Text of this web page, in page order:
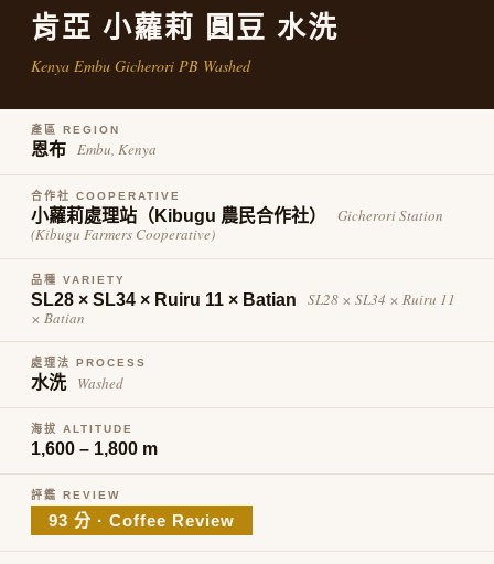
※ 交易是否成功請以「AFTEE先享後付 」之結帳頁面顯示為準，若有關於
是否繳費成功／繳費後需取消欲退款等相關疑問，請聯繫「AFTEE先享後付
１．透過由恩沛科技股份有限公司提供之「AFTEE先享後付」服務完成之交
易，需依本服務之必要範圍內提供個人資料，並將交易相關給付款項請求債
權轉讓予恩沛科技股份有限公司。
https://aftee.tw/terms/#terms3
３．未成年的使用者請事先徵得法定代理人或監護人之同意方可使用
「AFTEE先享後付」，若未經同意申辦者引起之損失，本公司不負相關責
時審查核予不同之上限額度；若仍有額度不足之情形，本公司將視審查結果
請求用戶進行身份認證。
５．嚴禁一人註冊多個帳號或使用他人資訊註冊。若發現惡意使用之情形，
恩沛科技股份有限公司將有權停止該用戶之使用額度並採取法律行動。
付款後7-11取貨
每筆NT$60，滿NT$600(含以上)免運費
每筆NT$80，滿NT$800(含以上)免運費
肯亞 小蘿莉 圓豆 水洗
Kenya Embu Gicherori PB Washed
產區 REGION
恩布 Embu, Kenya
合作社 COOPERATIVE
小蘿莉處理站（Kibugu 農民合作社）
Gicherori Station
(Kibugu Farmers Cooperative)
品種 VARIETY
SL28 × SL34 × Ruiru 11 × Batian
SL28 × SL34 × Ruiru 11
× Batian
處理法 PROCESS
水洗 Washed
海拔 ALTITUDE
1,600 – 1,800 m
評鑑 REVIEW
93 分 · Coffee Review